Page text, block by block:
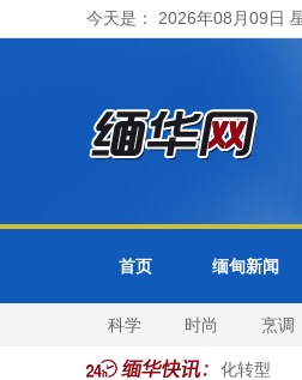
今天是： 2026年08月09日
首页 缅甸新闻
科学 时尚 烹调
都全面推进市政服务数字化转型